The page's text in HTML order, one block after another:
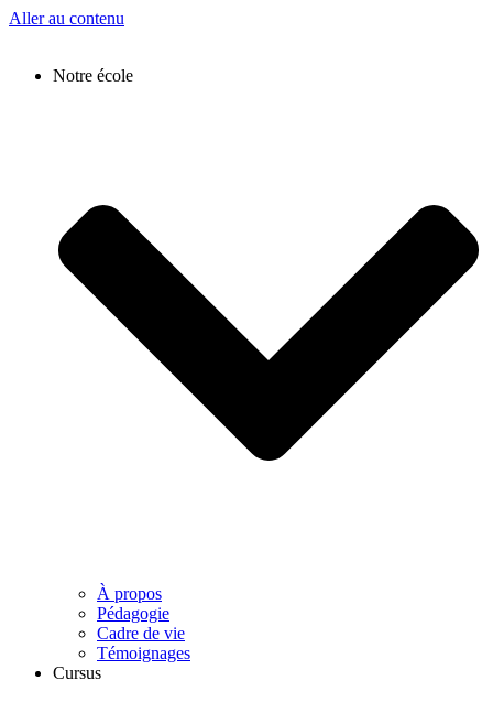
Aller au contenu
Notre école
À propos
Pédagogie
Cadre de vie
Témoignages
Cursus